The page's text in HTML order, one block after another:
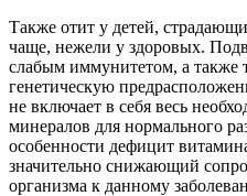
Также отит у детей,
чаще, нежели у здоровых.
слабым иммунитетом, а также
генетическую
не включает в себя весь
минералов для нормального
особенности дефицит
значительно снижающий
организма к данному